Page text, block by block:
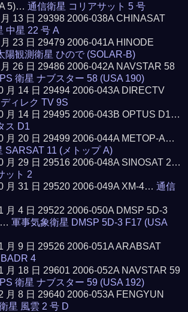
5)…通信衛星 コリアサット 5 号
13 日 29398 2006-038A CHINASAT
中星 22 号 A
23 日 29479 2006-041A HINODE
陽観測衛星 ひので (SOLAR-B)
26 日 29486 2006-042A NAVSTAR 58
衛星 ナブスター 58 (USA 190)
月 14 日 29494 2006-043A DIRECTV
ィレク TV 9S
月 14 日 29495 2006-043B OPTUS D1…
ス D1
月 20 日 29499 2006-044A METOP-A…
SARSAT 11 (メトップ A)
月 29 日 29516 2006-048A SINOSAT 2…
ット 2
月 31 日 29520 2006-049A XM-4…通信
月 4 日 29522 2006-050A DMSP 5D-3
軍事気象衛星 DMSP 5D-3 F17 (USA
月 9 日 29526 2006-051A ARABSAT
4
月 18 日 29601 2006-052A NAVSTAR 59
衛星 ナブスター 59 (USA 192)
月 8 日 29640 2006-053A FENGYUN
星 風雲 2 号 D